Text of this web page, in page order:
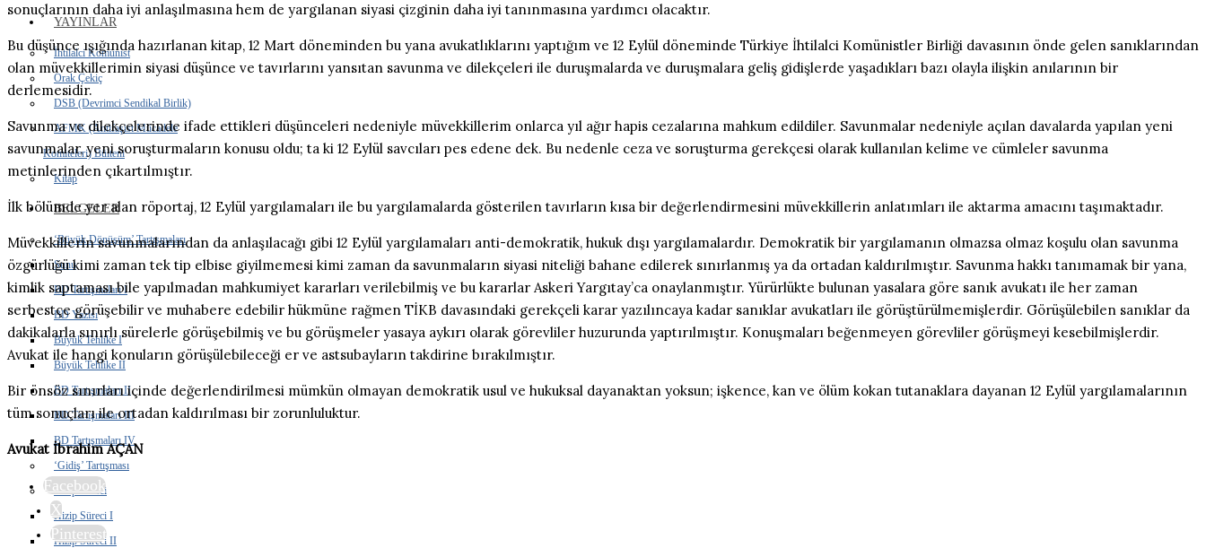
YAYINLAR
İhtilalci Komünist
Orak Çekiç
DSB (Devrimci Sendikal Birlik)
AFMK (Antifaşist Mücadele
Komiteleri) Bülteni
Kitap
BELGELER
‘Büyük Dönüşüm’ Tartışmaları
Sunu
BD Tartışmaları I
BD Yazısı
Büyük Tehlike I
Büyük Tehlike II
BD Tartışmaları II
BD Tartışmaları III
BD Tartışmaları IV
‘Gidiş’ Tartışması
Hizip Süreci
Hizip Süreci I
Hizip Süreci II
sonuçlarının daha iyi anlaşılmasına hem de yargılanan siyasi çizginin daha iyi tanınmasına yardımcı olacaktır.
Bu düşünce ışığında hazırlanan kitap, 12 Mart döneminden bu yana avukatlıklarını yaptığım ve 12 Eylül döneminde Türkiye İhtilalci Komünistler Birliği davasının önde gelen sanıklarından
olan müvekkillerimin siyasi düşünce ve tavırlarını yansıtan savunma ve dilekçeleri ile duruşmalarda ve duruşmalara geliş gidişlerde yaşadıkları bazı olayla ilişkin anılarının bir
derlemesidir.
Savunma ve dilekçelerinde ifade ettikleri düşünceleri nedeniyle müvekkillerim onlarca yıl ağır hapis cezalarına mahkum edildiler. Savunmalar nedeniyle açılan davalarda yapılan yeni
savunmalar, yeni soruşturmaların konusu oldu; ta ki 12 Eylül savcıları pes edene dek. Bu nedenle ceza ve soruşturma gerekçesi olarak kullanılan kelime ve cümleler savunma
metinlerinden çıkartılmıştır.
İlk bölümde yer alan röportaj, 12 Eylül yargılamaları ile bu yargılamalarda gösterilen tavırların kısa bir değerlendirmesini müvekkillerin anlatımları ile aktarma amacını taşımaktadır.
Müvekkillerin savunmalarından da anlaşılacağı gibi 12 Eylül yargılamaları anti-demokratik, hukuk dışı yargılamalardır. Demokratik bir yargılamanın olmazsa olmaz koşulu olan savunma
özgürlüğü kimi zaman tek tip elbise giyilmemesi kimi zaman da savunmaların siyasi niteliği bahane edilerek sınırlanmış ya da ortadan kaldırılmıştır. Savunma hakkı tanımamak bir yana,
kimlik saptaması bile yapılmadan mahkumiyet kararları verilebilmiş ve bu kararlar Askeri Yargıtay’ca onaylanmıştır. Yürürlükte bulunan yasalara göre sanık avukatı ile her zaman
serbestçe görüşebilir ve muhabere edebilir hükmüne rağmen TİKB davasındaki gerekçeli karar yazılıncaya kadar sanıklar avukatları ile görüştürülmemişlerdir. Görüşülebilen sanıklar da
dakikalarla sınırlı sürelerle görüşebilmiş ve bu görüşmeler yasaya aykırı olarak görevliler huzurunda yaptırılmıştır. Konuşmaları beğenmeyen görevliler görüşmeyi kesebilmişlerdir.
Avukat ile hangi konuların görüşülebileceği er ve astsubayların takdirine bırakılmıştır.
Bir önsöz sınırları içinde değerlendirilmesi mümkün olmayan demokratik usul ve hukuksal dayanaktan yoksun; işkence, kan ve ölüm kokan tutanaklara dayanan 12 Eylül yargılamalarının
tüm sonuçları ile ortadan kaldırılması bir zorunluluktur.
Avukat İbrahim AÇAN
Facebook
X
Pinterest